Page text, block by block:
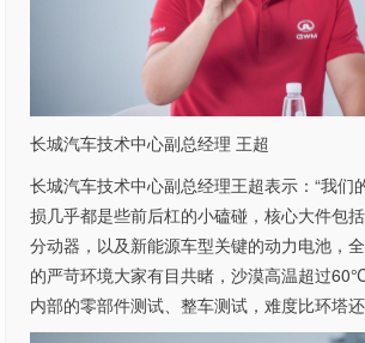
长城汽车技术中心副总经理 王超
长城汽车技术中心副总经理王超表示：“我们
损几乎都是些前后杠的小磕碰，核心大件包括
分动器，以及新能源车型关键的动力电池，
的严苛环境大家有目共睹，沙漠高温超过
内部的零部件测试、整车测试，难度比环塔